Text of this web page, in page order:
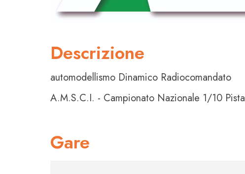
Descrizione
automodellismo Dinamico Radiocomandato
A.M.S.C.I. - Campionato Nazionale 1/10 Pista
Gare